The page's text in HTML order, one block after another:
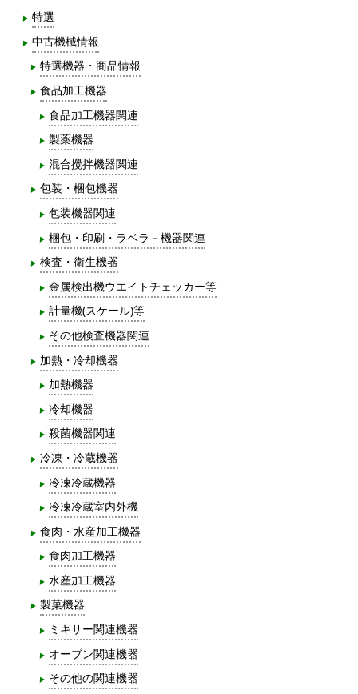
特選
中古機械情報
特選機器・商品情報
食品加工機器
食品加工機器関連
製薬機器
混合攪拌機器関連
包装・梱包機器
包装機器関連
梱包・印刷・ラベラ－機器関連
検査・衛生機器
金属検出機ウエイトチェッカー等
計量機(スケール)等
その他検査機器関連
加熱・冷却機器
加熱機器
冷却機器
殺菌機器関連
冷凍・冷蔵機器
冷凍冷蔵機器
冷凍冷蔵室内外機
食肉・水産加工機器
食肉加工機器
水産加工機器
製菓機器
ミキサー関連機器
オーブン関連機器
その他の関連機器